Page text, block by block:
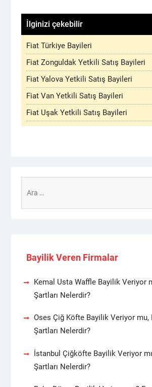
İlginizi çekebilir
Fiat Türkiye Bayileri
Fiat Zonguldak Yetkili Satış Bayileri
Fiat Yalova Yetkili Satış Bayileri
Fiat Van Yetkili Satış Bayileri
Fiat Uşak Yetkili Satış Bayileri
Bayilik Veren Firmalar
Kemal Usta Waffle Bayilik Veriyor
Şartları Nelerdir?
Oses Çiğ Köfte Bayilik Veriyor mu,
Şartları Nelerdir?
İstanbul Çiğköfte Bayilik Veriyor
Şartları Nelerdir?